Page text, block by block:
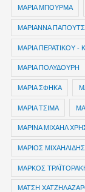
ΜΑΡΙΑ ΜΠΟΥΡΜΑ
ΜΑΡΙΑΝΝΑ
ΜΑΡΙΑ ΠΕΡΑΤΙΚΟΥ -
ΜΑΡΙΑ ΠΟΛΥΔΟΥΡΗ
ΜΑΡΙΑ ΣΦΗΚΑ
ΜΑΡΙΑ ΤΣΙΜΑ
ΜΑΡΙΝΑ ΜΙΧΑΗΛ
ΜΑΡΙΟΣ ΜΙΧΑΗΛΙΔΗΣ
ΜΑΡΚΟΣ
ΜΑΤΣΗ